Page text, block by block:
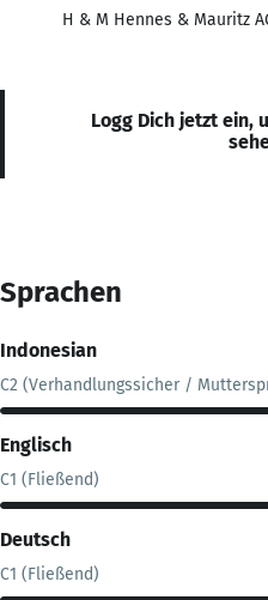
H & M Hennes & Mauritz
Logg Dich jetzt ein,
Sprachen
Indonesian
C2 (Verhandlungssicher /
Englisch
C1 (Fließend)
Deutsch
C1 (Fließend)